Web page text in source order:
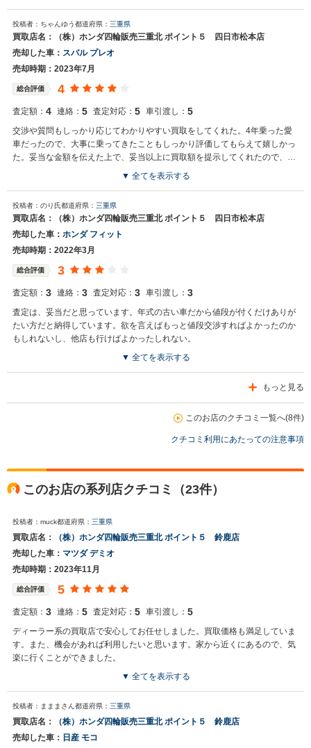
投稿者：ちゃんゆう都道府県： 三重県
買取店名：（株）ホンダ四輪販売三重北 ポイント５ 四日市松本店
売却した車： スバル プレオ
売却時期：2023年7月
総合評価 4
査定額： 4 連絡： 5 査定対応： 5 車引渡し： 5
交渉や質問もしっかり応じてわかりやすい買取をしてくれた。4年乗った愛
車だったので、大事に乗ってきたこともしっかり評価してもらえて嬉しかっ
た。妥当な金額を伝えた上で、妥当以上に買取額を提示してくれたので、納
▼ 全てを表示する
投稿者：のり氏都道府県： 三重県
買取店名：（株）ホンダ四輪販売三重北 ポイント５ 四日市松本店
売却した車： ホンダ フィット
売却時期：2022年3月
総合評価 3
査定額： 3 連絡： 3 査定対応： 3 車引渡し： 3
査定は、妥当だと思っています。年式の古い車だから値段が付くだけありが
たい方だと納得しています。欲を言えばもっと値段交渉すればよかったのか
もしれないし、他店も行けばよかったしれない。
▼ 全てを表示する
もっと見る
このお店のクチコミ一覧へ(8件)
クチコミ利用にあたっての注意事項
このお店の系列店クチコミ（23件）
投稿者：muck都道府県： 三重県
買取店名：
（株）ホンダ四輪販売三重北 ポイント５ 鈴鹿店
売却した車： マツダ デミオ
売却時期：2023年11月
総合評価 5
査定額： 3 連絡： 5 査定対応： 5 車引渡し： 5
ディーラー系の買取店で安心してお任せしました。買取価格も満足していま
す。また、機会があれば利用したいと思います。家から近くにあるので、気
楽に行くことができました。
▼ 全てを表示する
投稿者：まままさん都道府県： 三重県
買取店名：
（株）ホンダ四輪販売三重北 ポイント５ 鈴鹿店
売却した車： 日産 モコ